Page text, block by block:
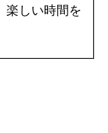
楽しい時間を